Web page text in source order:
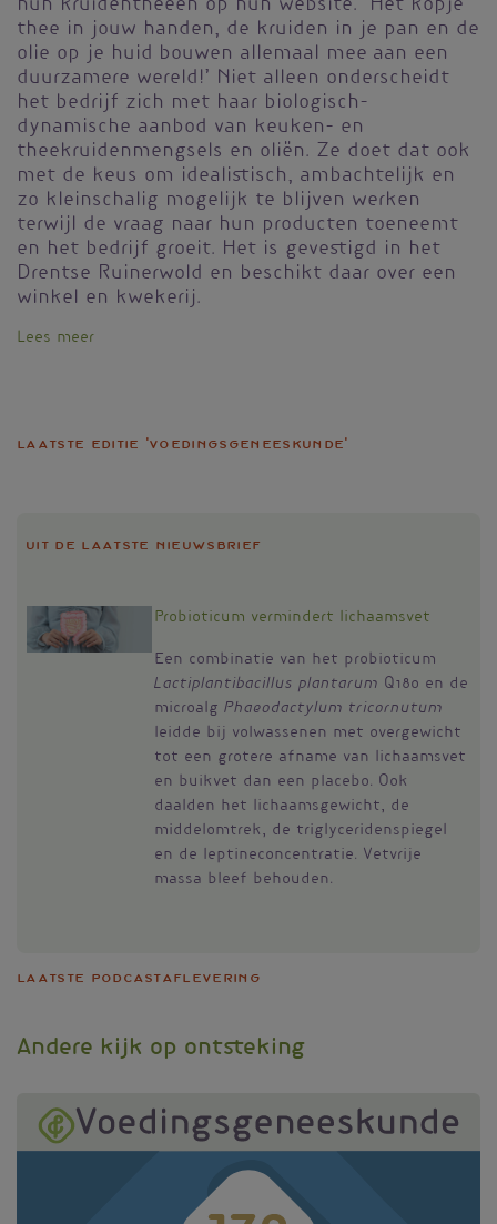
hun kruidentheeën op hun website. ‘Het kopje
thee in jouw handen, de kruiden in je pan en de
olie op je huid bouwen allemaal mee aan een
duurzamere wereld!’ Niet alleen onderscheidt
het bedrijf zich met haar biologisch-
dynamische aanbod van keuken- en
theekruidenmengsels en oliën. Ze doet dat ook
met de keus om idealistisch, ambachtelijk en
zo kleinschalig mogelijk te blijven werken
terwijl de vraag naar hun producten toeneemt
en het bedrijf groeit. Het is gevestigd in het
Drentse Ruinerwold en beschikt daar over een
winkel en kwekerij.
Lees meer
ondersteunen,
veel
thee’
Laatste editie 'Voedingsgeneeskunde'
Uit de laatste nieuwsbrief
Probioticum vermindert lichaamsvet
Een combinatie van het probioticum
Lactiplantibacillus plantarum Q180 en de
microalg Phaeodactylum tricornutum
leidde bij volwassenen met overgewicht
tot een grotere afname van lichaamsvet
en buikvet dan een placebo. Ook
daalden het lichaamsgewicht, de
middelomtrek, de triglyceridenspiegel
en de leptineconcentratie. Vetvrije
massa bleef behouden.
Laatste podcastaflevering
Andere kijk op ontsteking